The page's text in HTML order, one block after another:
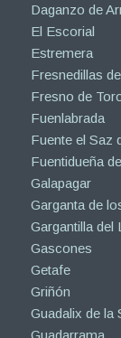
Daganzo de
El Escorial
Estremera
Fresnedillas
Fresno de
Fuenlabrada
Fuente el Saz
Fuentidueña
Galapagar
Garganta de
Gargantilla del
Gascones
Getafe
Griñón
Guadalix de la
Guadarrama